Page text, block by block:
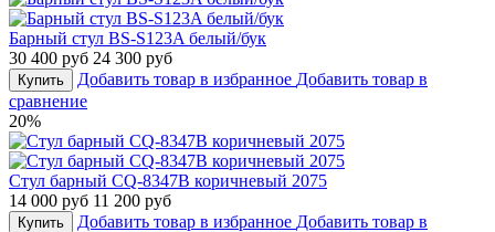
Барный стул BS-S123A белый/бук
30 400 руб 24 300 руб
Купить Добавить товар в избранное Добавить товар в
сравнение
20%
Стул барный CQ-8347B коричневый 2075
14 000 руб 11 200 руб
Купить Добавить товар в избранное Добавить товар в